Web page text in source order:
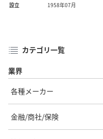
設立 1958年07月
カテゴリ一覧
業界
各種メーカー
金融/商社/保険